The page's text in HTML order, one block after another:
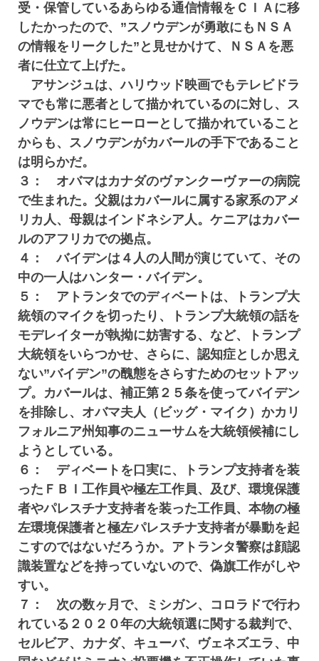
受・保管しているあらゆる通信情報をＣＩＡに移
したかったので、”スノウデンが勇敢にもＮＳＡ
の情報をリークした”と見せかけて、ＮＳＡを悪
者に仕立て上げた。
アサンジュは、ハリウッド映画でもテレビドラ
マでも常に悪者として描かれているのに対し、ス
ノウデンは常にヒーローとして描かれていること
からも、スノウデンがカバールの手下であること
は明らかだ。
３： オバマはカナダのヴァンクーヴァーの病院
で生まれた。父親はカバールに属する家系のアメ
リカ人、母親はインドネシア人。ケニアはカバー
ルのアフリカでの拠点。
４： バイデンは４人の人間が演じていて、その
中の一人はハンター・バイデン。
５： アトランタでのディベートは、トランプ大
統領のマイクを切ったり、トランプ大統領の話を
モデレイターが執拗に妨害する、など、トランプ
大統領をいらつかせ、さらに、認知症としか思え
ない”バイデン”の醜態をさらすためのセットアッ
プ。カバールは、補正第２５条を使ってバイデン
を排除し、オバマ夫人（ビッグ・マイク）かカリ
フォルニア州知事のニューサムを大統領候補にし
ようとしている。
６： ディベートを口実に、トランプ支持者を装
ったＦＢＩ工作員や極左工作員、及び、環境保護
者やパレスチナ支持者を装った工作員、本物の極
左環境保護者と極左パレスチナ支持者が暴動を起
こすのではないだろうか。アトランタ警察は顔認
識装置などを持っていないので、偽旗工作がしや
すい。
７： 次の数ヶ月で、ミシガン、コロラドで行わ
れている２０２０年の大統領選に関する裁判で、
セルビア、カナダ、キューバ、ヴェネズエラ、中